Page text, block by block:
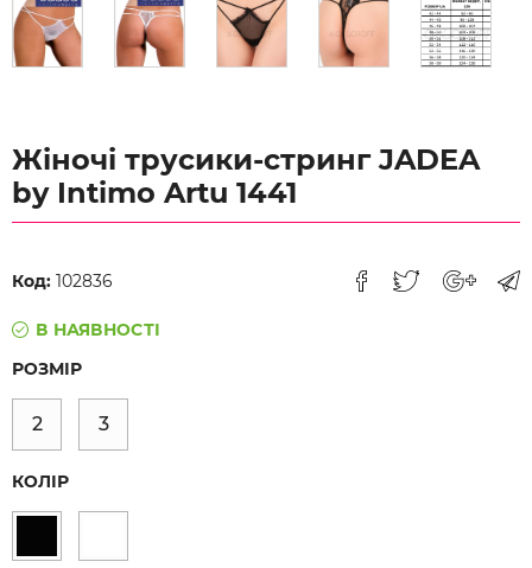
Жіночі трусики-стринг JADEA
by Intimo Artu 1441
Код: 102836
В НАЯВНОСТІ
РОЗМІР
2 3
КОЛІР